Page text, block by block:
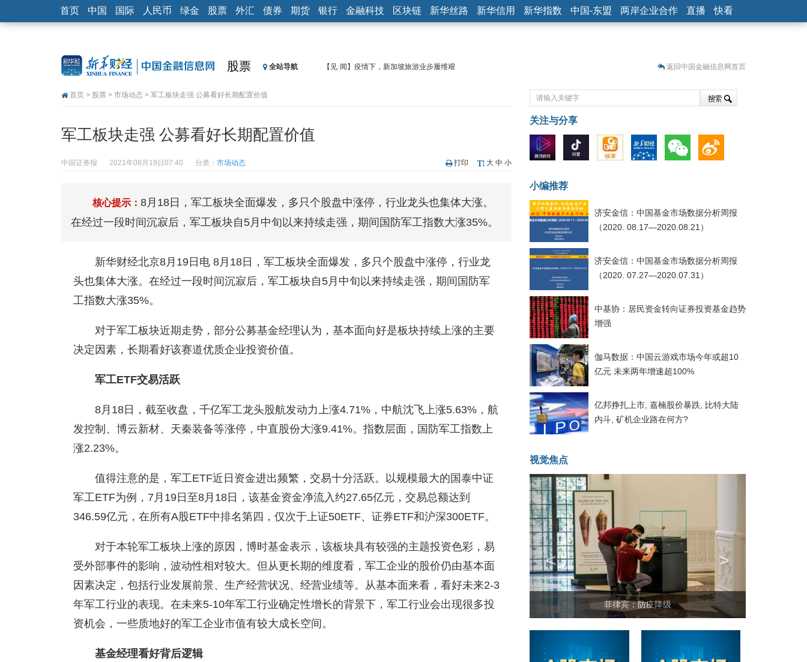
首页 中国 国际 人民币 绿金 股票 外汇 债券 期货 银行 金融科技 区块链 新华丝路 新华信用 新华指数 中国-东盟 两岸企业合作 直播 快看
股票 全站导航
【见·闻】疫情下，新加坡旅游业步履维艰
济安金信：中国基金市场数据分析周报（2020. 07.27—2020.07.31）
基本面及股市双轮冲击 债市回调十年期债表现最弱
济安金信：中国基金市场数据分析周报（2020. 08.17—2020.08.21）
返回中国金融信息网首页
首页 > 股票 > 市场动态 > 军工板块走强 公募看好长期配置价值
军工板块走强 公募看好长期配置价值
中国证券报 2021年08月19日07:40 分类： 市场动态 打印 大 中 小
核心提示： 8月18日，军工板块全面爆发，多只个股盘中涨停，行业龙头也集体大涨。
在经过一段时间沉寂后，军工板块自5月中旬以来持续走强，期间国防军工指数大涨35%。
新华财经北京8月19日电 8月18日，军工板块全面爆发，多只个股盘中涨停，行业龙
头也集体大涨。在经过一段时间沉寂后，军工板块自5月中旬以来持续走强，期间国防军
工指数大涨35%。
对于军工板块近期走势，部分公募基金经理认为，基本面向好是板块持续上涨的主要
决定因素，长期看好该赛道优质企业投资价值。
军工ETF交易活跃
8月18日，截至收盘，千亿军工龙头股航发动力上涨4.71%，中航沈飞上涨5.63%，航
发控制、博云新材、天秦装备等涨停，中直股份大涨9.41%。指数层面，国防军工指数上
涨2.23%。
值得注意的是，军工ETF近日资金进出频繁，交易十分活跃。以规模最大的国泰中证
军工ETF为例，7月19日至8月18日，该基金资金净流入约27.65亿元，交易总额达到
346.59亿元，在所有A股ETF中排名第四，仅次于上证50ETF、证券ETF和沪深300ETF。
对于本轮军工板块上涨的原因，博时基金表示，该板块具有较强的主题投资色彩，易
受外部事件的影响，波动性相对较大。但从更长期的维度看，军工企业的股价仍由基本面
因素决定，包括行业发展前景、生产经营状况、经营业绩等。从基本面来看，看好未来2-3
年军工行业的表现。在未来5-10年军工行业确定性增长的背景下，军工行业会出现很多投
资机会，一些质地好的军工企业市值有较大成长空间。
基金经理看好背后逻辑
关注与分享
小编推荐
济安金信：中国基金市场数据分析周报
（2020. 08.17—2020.08.21）
济安金信：中国基金市场数据分析周报
（2020. 07.27—2020.07.31）
中基协：居民资金转向证券投资基金趋势
增强
伽马数据：中国云游戏市场今年或超10
亿元 未来两年增速超100%
亿邦挣扎上市, 嘉楠股价暴跌, 比特大陆
内斗, 矿机企业路在何方?
视觉焦点
菲律宾：防疫降级
坐上火车看老挝
< >